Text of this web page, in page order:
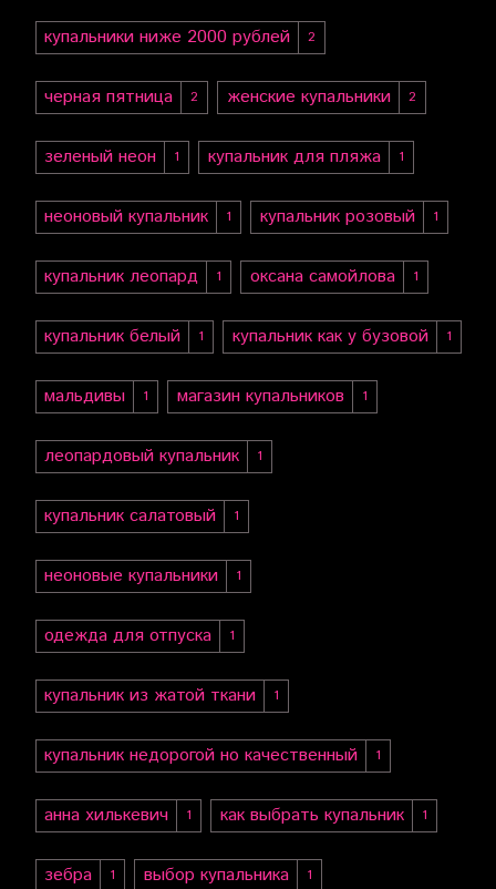
купальники ниже 2000 рублей 2
черная пятница 2 женские купальники 2
зеленый неон 1 купальник для пляжа 1
неоновый купальник 1 купальник розовый 1
купальник леопард 1 оксана самойлова 1
купальник белый 1 купальник как у бузовой 1
мальдивы 1 магазин купальников 1
леопардовый купальник 1
купальник салатовый 1
неоновые купальники 1
одежда для отпуска 1
купальник из жатой ткани 1
купальник недорогой но качественный 1
анна хилькевич 1 как выбрать купальник 1
зебра 1 выбор купальника 1